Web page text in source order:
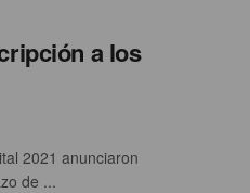
a los
2021 anunciaron
de ...